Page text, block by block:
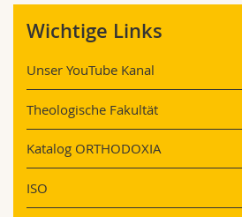
Wichtige Links
Unser YouTube Kanal
Theologische Fakultät
Katalog ORTHODOXIA
ISO